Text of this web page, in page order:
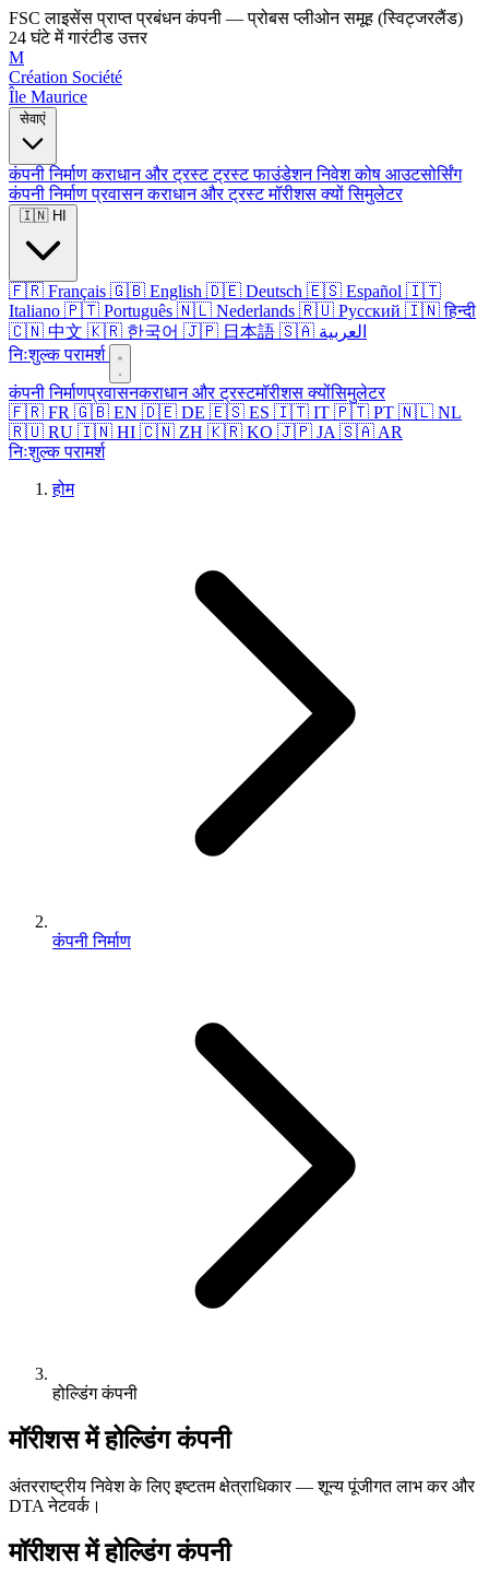
FSC लाइसेंस प्राप्त प्रबंधन कंपनी — प्रोबस प्लीओन समूह (स्विट्जरलैंड)
24 घंटे में गारंटीड उत्तर
M
Création Société
Île Maurice
कंपनी निर्माणकराधान और ट्रस्टट्रस्टफाउंडेशननिवेश कोष आउटसोर्सिंग
कंपनी निर्माणप्रवासनकराधान और ट्रस्टमॉरीशस क्योंसिमुलेटर
🇫🇷 Français 🇬🇧 English 🇩🇪 Deutsch 🇪🇸 Español 🇮🇹
Italiano 🇵🇹 Português 🇳🇱 Nederlands 🇷🇺 Русский 🇮🇳 हिन्दी
🇨🇳 中文 🇰🇷 한국어 🇯🇵 日本語
🇸🇦 العربية
निःशुल्क परामर्श
कंपनी निर्माणप्रवासनकराधान और ट्रस्टमॉरीशस क्योंसिमुलेटर
🇫🇷 FR 🇬🇧 EN 🇩🇪 DE 🇪🇸 ES 🇮🇹 IT 🇵🇹 PT 🇳🇱 NL
🇷🇺 RU 🇮🇳 HI 🇨🇳 ZH 🇰🇷 KO 🇯🇵 JA 🇸🇦 AR
निःशुल्क परामर्श
होम
कंपनी निर्माण
होल्डिंग कंपनी
मॉरीशस में होल्डिंग कंपनी
अंतरराष्ट्रीय निवेश के लिए इष्टतम क्षेत्राधिकार — शून्य पूंजीगत लाभ कर और
DTA नेटवर्क।
मॉरीशस में होल्डिंग कंपनी